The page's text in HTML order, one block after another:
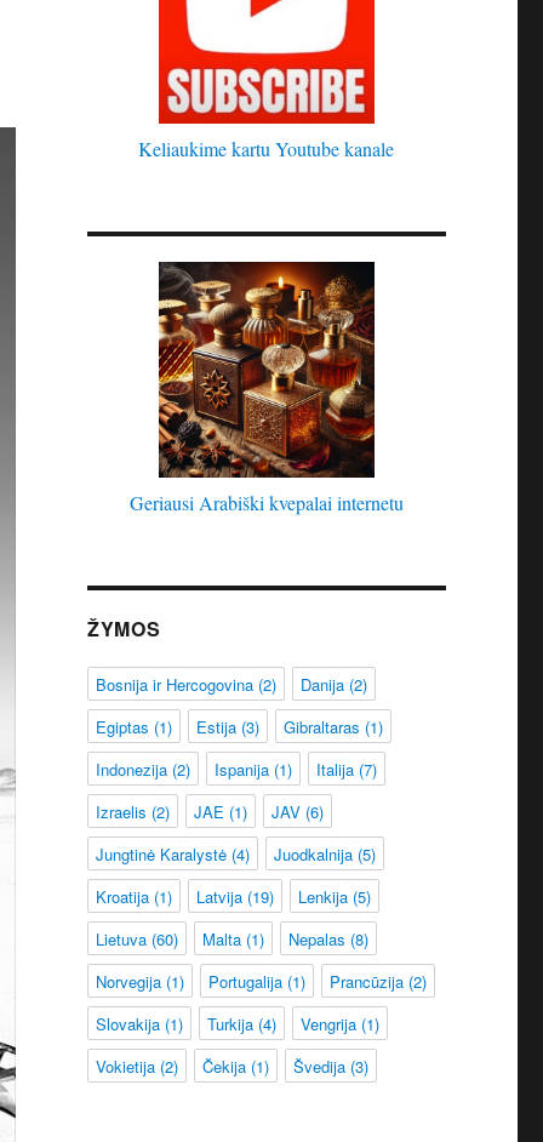
Keliaukime kartu Youtube kanale
Geriausi Arabiški kvepalai internetu
ŽYMOS
Bosnija ir Hercogovina(2) Danija(2)
Egiptas (1) Estija(3) Gibraltaras (1)
Indonezija(2) Ispanija(1) Italija(7)
Izraelis (2) JAE (1) JAV(6)
Jungtinė Karalystė(4) Juodkalnija(5)
Kroatija(1) Latvija(19) Lenkija(5)
Lietuva(60) Malta(1) Nepalas (8)
Norvegija(1) Portugalija(1) Prancūzija(2)
Slovakija(1) Turkija(4) Vengrija(1)
Vokietija(2) Čekija(1) Švedija(3)